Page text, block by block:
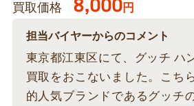
買取価格 8,000円
担当バイヤーからのコメント
東京都江東区にて、グッチ ハ
買取をおこないました。こち
的人気ブランドであるグッチ